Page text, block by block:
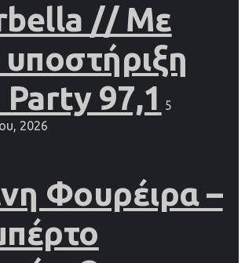
// Με
υποστήριξη
Party 97,1
5
2026
Φουρέιρα –